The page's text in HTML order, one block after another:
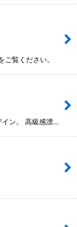
覧ください。
イン。 高級感漂…